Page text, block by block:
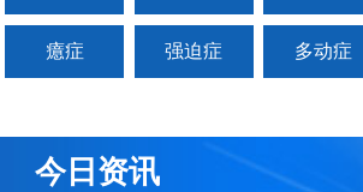
癔症 强迫症 多动症
今日资讯